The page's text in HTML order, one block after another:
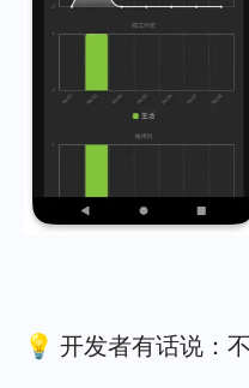
💡 开发者有话说：